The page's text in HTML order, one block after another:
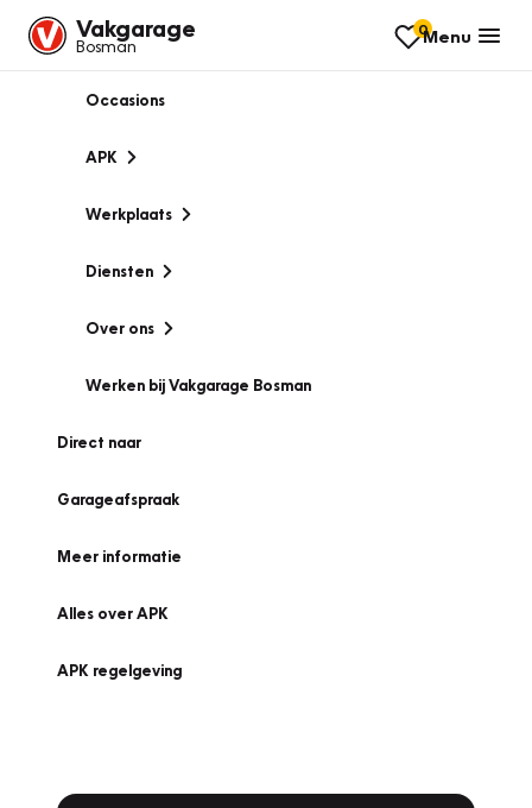
Vakgarage
Bosman
0Menu
Occasions
APK
Werkplaats
Diensten
Over ons
Werken bij Vakgarage Bosman
Direct naar
Garageafspraak
Meer informatie
Alles over APK
APK regelgeving